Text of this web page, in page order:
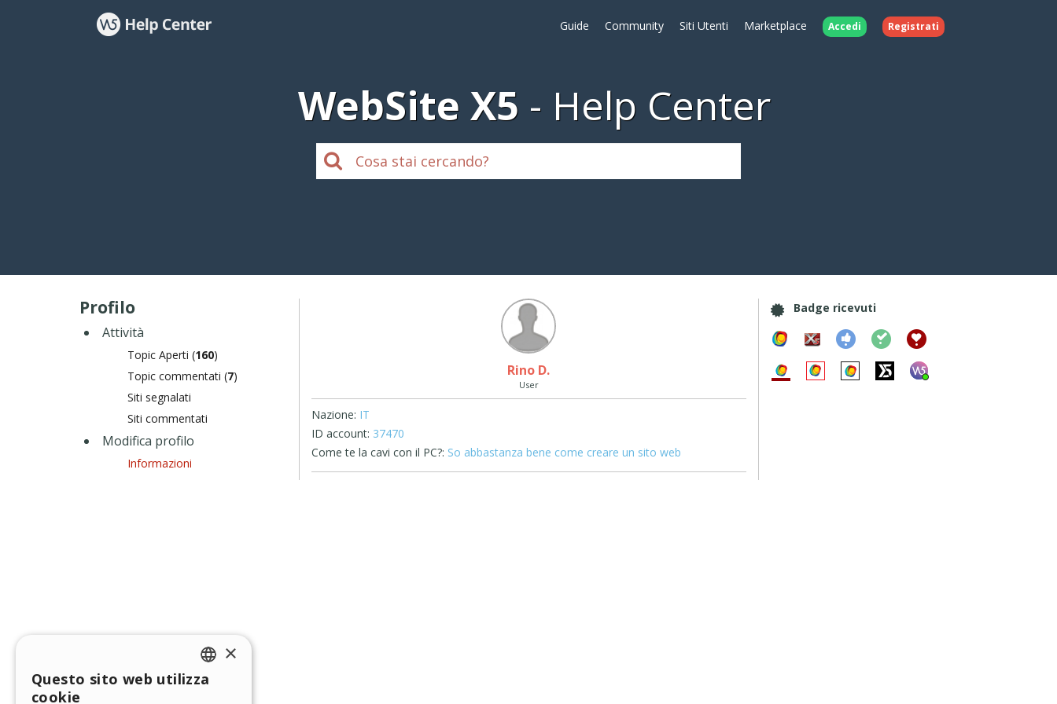
Guide Community Siti Utenti Marketplace Accedi Registrati
WebSite X5 Help Center
Profilo
Attività
Topic Aperti (160)
Topic commentati (7)
Siti segnalati
Siti commentati
Modifica profilo
Informazioni
Rino D.
User
Nazione: IT
ID account: 37470
Come te la cavi con il PC?: So abbastanza bene come creare un sito web
Badge ricevuti
ENGLISH
×
Questo sito web utilizza
cookie